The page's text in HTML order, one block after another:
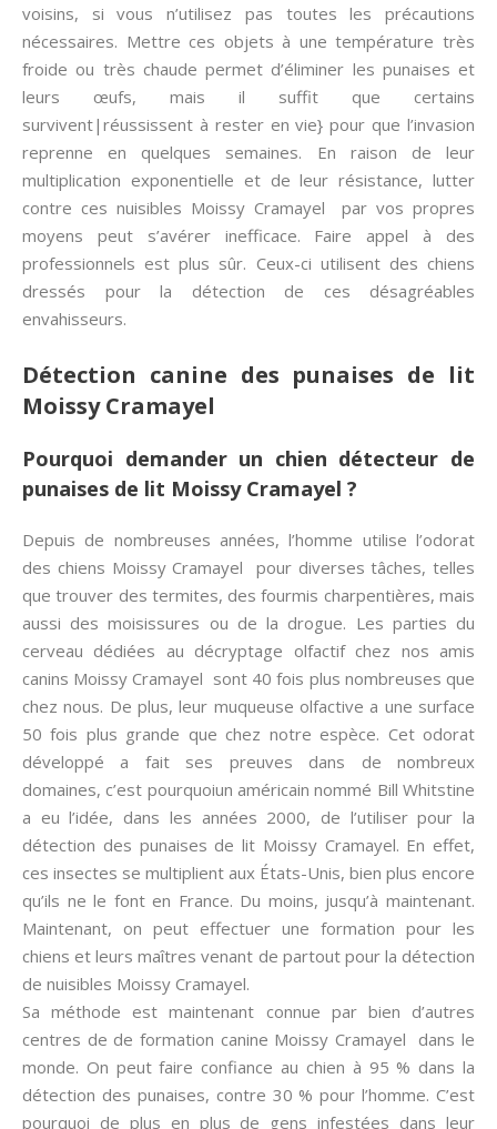
voisins, si vous n’utilisez pas toutes les précautions
nécessaires. Mettre ces objets à une température très
froide ou très chaude permet d’éliminer les punaises et
leurs œufs, mais il suffit que certains
survivent|réussissent à rester en vie} pour que l’invasion
reprenne en quelques semaines. En raison de leur
multiplication exponentielle et de leur résistance, lutter
contre ces nuisibles Moissy Cramayel par vos propres
moyens peut s’avérer inefficace. Faire appel à des
professionnels est plus sûr. Ceux-ci utilisent des chiens
dressés pour la détection de ces désagréables
envahisseurs.
Détection canine des punaises de lit
Moissy Cramayel
Pourquoi demander un chien détecteur de
punaises de lit Moissy Cramayel ?
Depuis de nombreuses années, l’homme utilise l’odorat
des chiens Moissy Cramayel pour diverses tâches, telles
que trouver des termites, des fourmis charpentières, mais
aussi des moisissures ou de la drogue. Les parties du
cerveau dédiées au décryptage olfactif chez nos amis
canins Moissy Cramayel sont 40 fois plus nombreuses que
chez nous. De plus, leur muqueuse olfactive a une surface
50 fois plus grande que chez notre espèce. Cet odorat
développé a fait ses preuves dans de nombreux
domaines, c’est pourquoiun américain nommé Bill Whitstine
a eu l’idée, dans les années 2000, de l’utiliser pour la
détection des punaises de lit Moissy Cramayel. En effet,
ces insectes se multiplient aux États-Unis, bien plus encore
qu’ils ne le font en France. Du moins, jusqu’à maintenant.
Maintenant, on peut effectuer une formation pour les
chiens et leurs maîtres venant de partout pour la détection
de nuisibles Moissy Cramayel.
Sa méthode est maintenant connue par bien d’autres
centres de de formation canine Moissy Cramayel dans le
monde. On peut faire confiance au chien à 95 % dans la
détection des punaises, contre 30 % pour l’homme. C’est
pourquoi de plus en plus de gens infestées dans leur